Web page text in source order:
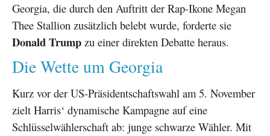
Georgia, die durch den Auftritt der Rap-Ikone Megan
Thee Stallion zusätzlich belebt wurde, forderte sie
Donald Trump zu einer direkten Debatte heraus.
Die Wette um Georgia
Kurz vor der US-Präsidentschaftswahl am 5. November
zielt Harris‘ dynamische Kampagne auf eine
Schlüsselwählerschaft ab: junge schwarze Wähler. Mit